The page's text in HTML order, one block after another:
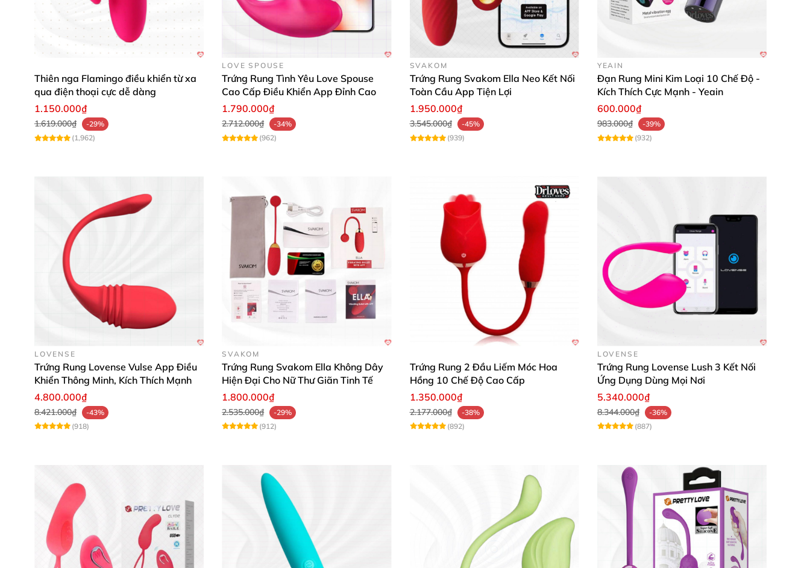
Trứng rung 2 đầu Pretty Love Snaky Vibe kích thích mua ngay
Trứng rung 2 đầu Pretty Love Snaky Vibe kích thích mua ngay
Ai nên sử dụng sản phẩm này? 🎯
Pretty Love Snaky Vibe hướng đến các chị em phụ nữ yêu thích sự riêng tư, thích trải nghiệm các khoái cảm hoàn toàn mới. Đây cũng là lựa chọn
Thiên nga Flamingo điều khiển từ xa
qua điện thoại cực dễ dàng
1.150.000₫
1.619.000₫
-29%
(1,962)
LOVE SPOUSE
Trứng Rung Tình Yêu Love Spouse
Cao Cấp Điều Khiển App Đỉnh Cao
1.790.000₫
2.712.000₫
-34%
(962)
SVAKOM
Trứng Rung Svakom Ella Neo Kết Nối
Toàn Cầu App Tiện Lợi
1.950.000₫
3.545.000₫
-45%
(939)
YEAIN
Đạn Rung Mini Kim Loại 10 Chế Độ -
Kích Thích Cực Mạnh - Yeain
600.000₫
983.000₫
-39%
(932)
LOVENSE
Trứng Rung Lovense Vulse App Điều
Khiển Thông Minh, Kích Thích Mạnh
4.800.000₫
8.421.000₫
-43%
(918)
SVAKOM
Trứng Rung Svakom Ella Không Dây
Hiện Đại Cho Nữ Thư Giãn Tinh Tế
1.800.000₫
2.535.000₫
-29%
(912)
Trứng Rung 2 Đầu Liếm Móc Hoa
Hồng 10 Chế Độ Cao Cấp
1.350.000₫
2.177.000₫
-38%
(892)
LOVENSE
Trứng Rung Lovense Lush 3 Kết Nối
Ứng Dụng Dùng Mọi Nơi
5.340.000₫
8.344.000₫
-36%
(887)